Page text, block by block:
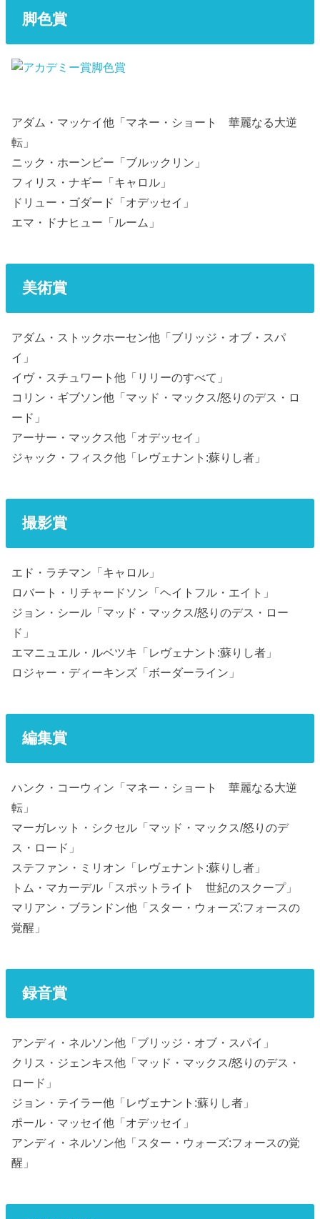
脚色賞
アダム・マッケイ他「マネー・ショート 華麗なる大逆
転」
ニック・ホーンビー「ブルックリン」
フィリス・ナギー「キャロル」
ドリュー・ゴダード「オデッセイ」
エマ・ドナヒュー「ルーム」
美術賞
アダム・ストックホーセン他「ブリッジ・オブ・スパ
イ」
イヴ・スチュワート他「リリーのすべて」
コリン・ギブソン他「マッド・マックス/怒りのデス・ロ
ード」
アーサー・マックス他「オデッセイ」
ジャック・フィスク他「レヴェナント:蘇りし者」
撮影賞
エド・ラチマン「キャロル」
ロバート・リチャードソン「ヘイトフル・エイト」
ジョン・シール「マッド・マックス/怒りのデス・ロー
ド」
エマニュエル・ルベツキ「レヴェナント:蘇りし者」
ロジャー・ディーキンズ「ボーダーライン」
編集賞
ハンク・コーウィン「マネー・ショート 華麗なる大逆
転」
マーガレット・シクセル「マッド・マックス/怒りのデ
ス・ロード」
ステファン・ミリオン「レヴェナント:蘇りし者」
トム・マカーデル「スポットライト 世紀のスクープ」
マリアン・ブランドン他「スター・ウォーズ:フォースの
覚醒」
録音賞
アンディ・ネルソン他「ブリッジ・オブ・スパイ」
クリス・ジェンキス他「マッド・マックス/怒りのデス・
ロード」
ジョン・テイラー他「レヴェナント:蘇りし者」
ポール・マッセイ他「オデッセイ」
アンディ・ネルソン他「スター・ウォーズ:フォースの覚
醒」